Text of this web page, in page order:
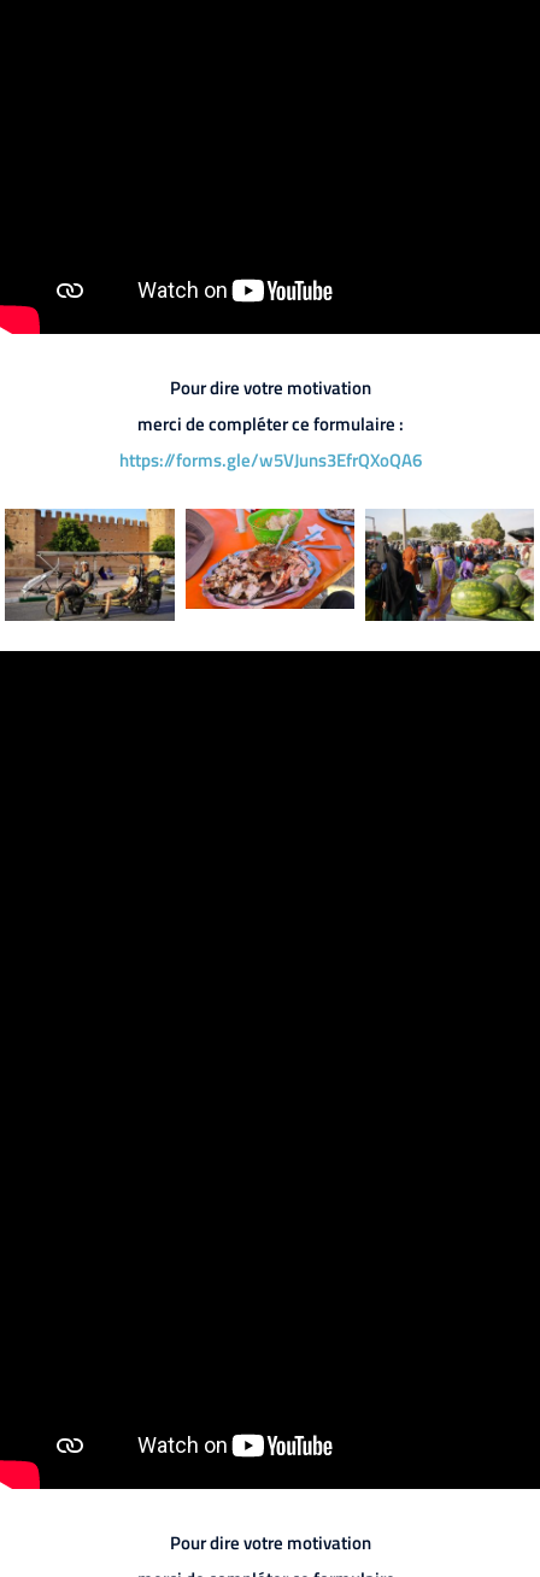
Pour dire votre motivation
merci de compléter ce formulaire :
https://forms.gle/w5VJuns3EfrQXoQA6
Pour dire votre motivation